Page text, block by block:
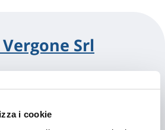
i cookie
Srl